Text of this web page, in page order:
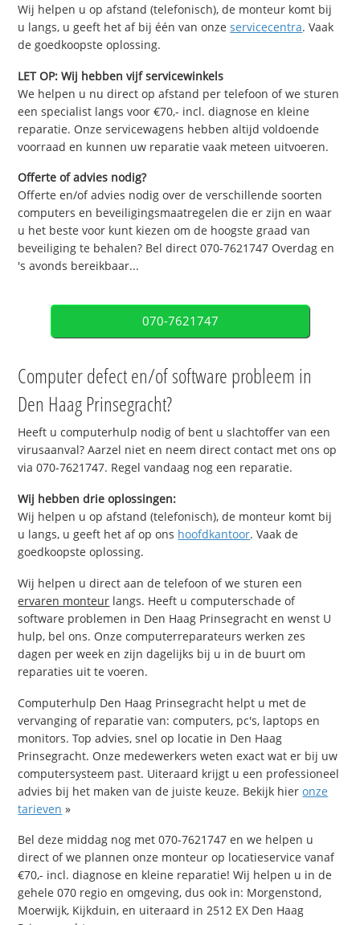
Wij helpen u op afstand (telefonisch), de monteur komt bij
u langs, u geeft het af bij één van onzeservicecentra. Vaak
de goedkoopste oplossing.
LET OP: Wij hebben vijf servicewinkels
We helpen u nu direct op afstand per telefoon of we sturen
een specialist langs voor €70,- incl. diagnose en kleine
reparatie. Onze servicewagens hebben altijd voldoende
voorraad en kunnen uw reparatie vaak meteen uitvoeren.
Offerte of advies nodig?
Offerte en/of advies nodig over de verschillende soorten
computers en beveiligingsmaatregelen die er zijn en waar
u het beste voor kunt kiezen om de hoogste graad van
beveiliging te behalen? Bel direct 070-7621747 Overdag en
's avonds bereikbaar...
070-7621747
Computer defect en/of software probleem in
Den Haag Prinsegracht?
Heeft u computerhulp nodig of bent u slachtoffer van een
virusaanval? Aarzel niet en neem direct contact met ons op
via 070-7621747. Regel vandaag nog een reparatie.
Wij hebben drie oplossingen:
Wij helpen u op afstand (telefonisch), de monteur komt bij
u langs, u geeft het af op ons hoofdkantoor. Vaak de
goedkoopste oplossing.
Wij helpen u direct aan de telefoon of we sturen een
ervaren monteur langs. Heeft u computerschade of
software problemen in Den Haag Prinsegracht en wenst U
hulp, bel ons. Onze computerreparateurs werken zes
dagen per week en zijn dagelijks bij u in de buurt om
reparaties uit te voeren.
Computerhulp Den Haag Prinsegracht helpt u met de
vervanging of reparatie van: computers, pc's, laptops en
monitors. Top advies, snel op locatie in Den Haag
Prinsegracht. Onze medewerkers weten exact wat er bij uw
computersysteem past. Uiteraard krijgt u een professioneel
advies bij het maken van de juiste keuze. Bekijk hieronze
tarieven »
Bel deze middag nog met 070-7621747 en we helpen u
direct of we plannen onze monteur op locatieservice vanaf
€70,- incl. diagnose en kleine reparatie! Wij helpen u in de
gehele 070 regio en omgeving, dus ook in: Morgenstond,
Moerwijk, Kijkduin, en uiteraard in 2512 EX Den Haag